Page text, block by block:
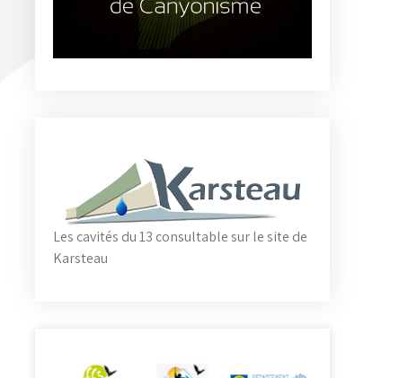
Les cavités du 13 consultable sur le site de
Karsteau